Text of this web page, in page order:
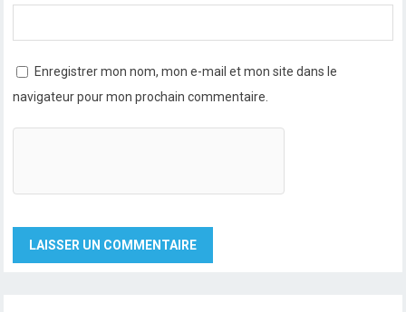
Enregistrer mon nom, mon e-mail et mon site dans le
navigateur pour mon prochain commentaire.